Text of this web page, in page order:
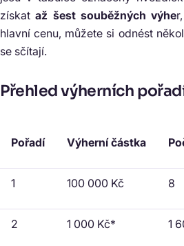
získataž šest souběžných výhe
hlavní cenu, můžete si odnést
se sčítají.
Přehled výherních
Pořadí Výherní částka
1 100 000 Kč 8
2 1 000 Kč* 1